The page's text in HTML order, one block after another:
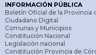
INFORMACIÓN PÚBLICA
Boletín Oficial de la Provincia
Ciudadano Digital
Comunas y Municipios
Constitución Nacional
Legislación nacional
Constitución Provincia de